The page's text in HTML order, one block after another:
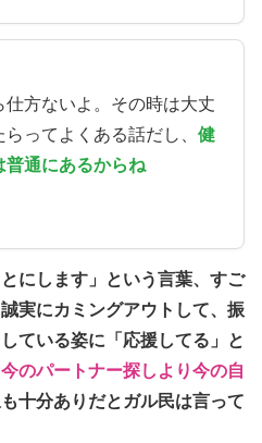
仕方ないよ。その時は大丈
ってよくある話だし、 健
普通にあるからね
にします」という言葉、すご
実にカミングアウトして、振
ている姿に「応援してる」と
今のパートナー探しより今の自
十分ありだとガル民は言って